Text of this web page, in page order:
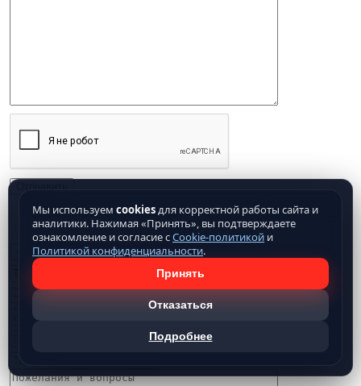
Нажимая кнопку отправить, Вы подтверждаете своесогласие на обработку предоставляемых
данных
Заказ
Мы используем cookiesдля корректной работы сайта и
аналитики. Нажимая «Принять», вы подтверждаете
ознакомление и согласие сCookie-политикой и
Политикой конфиденциальности.
Принять
Отказаться
Подробнее